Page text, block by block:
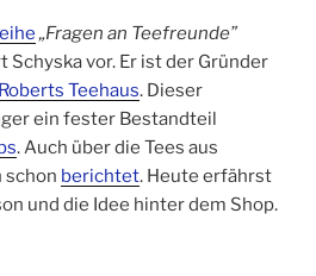
„Fragen an Teefreunde”
Schyska vor. Er ist der Gründer
Roberts Teehaus. Dieser
ein fester Bestandteil
. Auch über die Tees aus
schon berichtet. Heute erfährst
und die Idee hinter dem Shop.